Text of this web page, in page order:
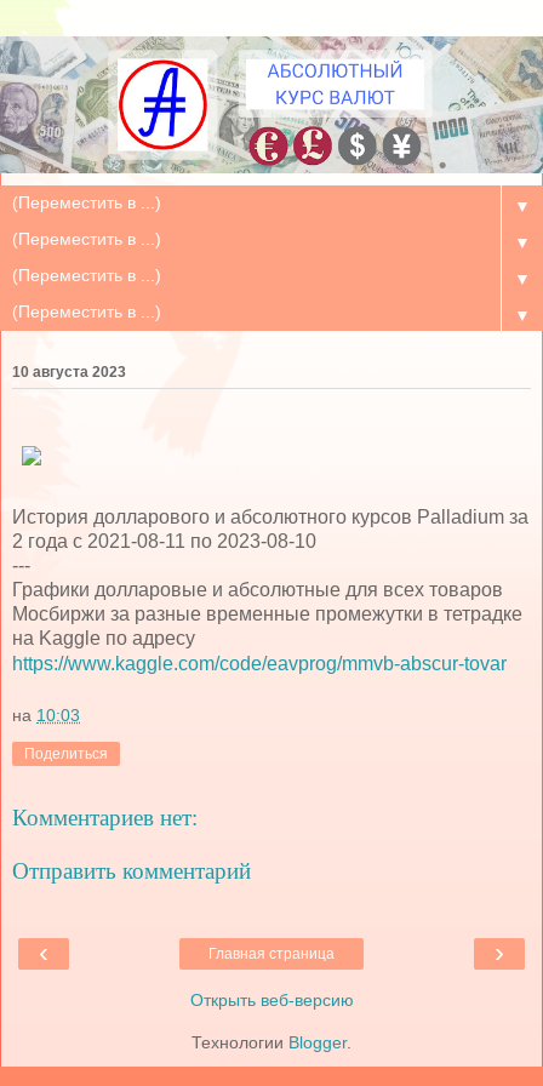
▼
▼
▼
▼
10 августа 2023
История долларового и абсолютного курсов Palladium за
2 года c 2021-08-11 по 2023-08-10
---
Графики долларовые и абсолютные для всех товаров
Мосбиржи за разные временные промежутки в тетрадке
на Kaggle по адресу
https://www.kaggle.com/code/eavprog/mmvb-abscur-tovar
на 10:03
Поделиться
Комментариев нет:
Отправить комментарий
‹ ›
Главная страница
Открыть веб-версию
Технологии Blogger.